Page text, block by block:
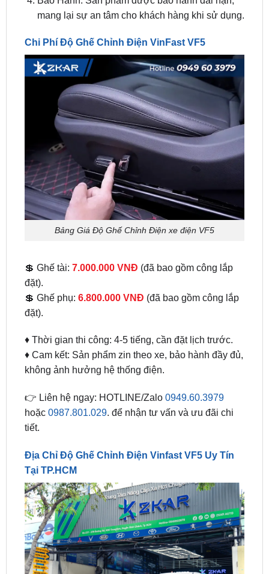
Chi Phí Độ Ghế Chỉnh Điện VinFast VF5
Bảng Giá Độ Ghế Chỉnh Điện xe điện VF5
💲 Ghế tài:7.000.000 VNĐ(đã bao gồm công lắp
💲 Ghế phụ: 6.800.000 VNĐ(đã bao gồm công lắp
đặt).
♦ Thời gian thi công: 4-5 tiếng, cần đặt lịch trước.
không ảnh hưởng hệ thống điện.
👉 Liên hệ ngay: HOTLINE/Zalo
tiết.
Địa Chỉ Độ Ghế Chỉnh Điện Vinfast VF5 Uy Tín